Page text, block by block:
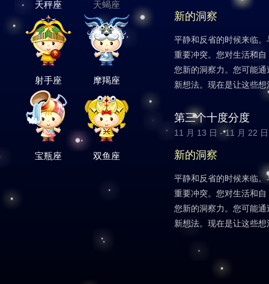
天秤座 天蝎座
射手座 摩羯座
宝瓶座 双鱼座
新的洞察
平静和反省的时候来临
重要冲突。您对生活和
您新的洞察力。您可能
新想法。现在是让这些
第三个十度分度
11 月 13 日 - 11 月 22 日
新的洞察
平静和反省的时候来临
重要冲突。您对生活和
您新的洞察力。您可能
新想法。现在是让这些